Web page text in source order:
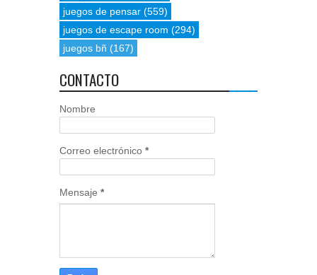
juegos de pensar (559)
juegos de escape room (294)
juegos bñ (167)
CONTACTO
Nombre
Correo electrónico *
Mensaje *